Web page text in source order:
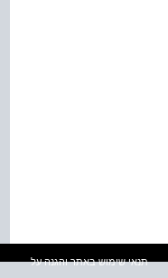
תנאי שימוש באתר והגנה על